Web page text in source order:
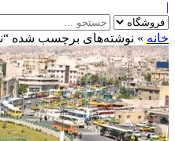
»نوشته‌های برچسب شده “نقشه